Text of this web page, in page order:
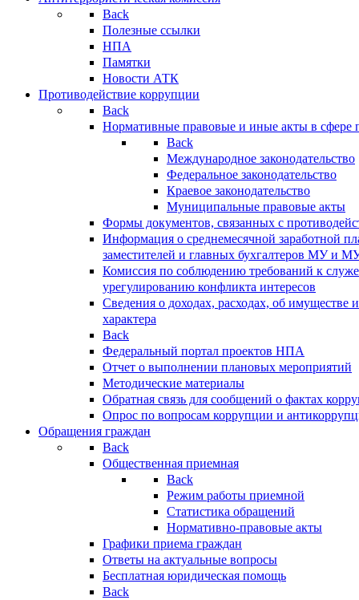
Back
Полезные ссылки
НПА
Памятки
Новости АТК
Противодействие коррупции
Back
Нормативные правовые и иные акты в сфере
Back
Международное законодательство
Федеральное законодательство
Краевое законодательство
Муниципальные правовые акты
Формы документов, связанных с
Информация о среднемесячной заработной
заместителей и главных бухгалтеров МУ и
Комиссия по соблюдению требований к
урегулированию конфликта интересов
Сведения о доходах, расходах, об имуществе
характера
Back
Федеральный портал проектов НПА
Отчет о выполнении плановых мероприятий
Методические материалы
Обратная связь для сообщений о фактах
Опрос по вопросам коррупции и
Обращения граждан
Back
Общественная приемная
Back
Режим работы приемной
Статистика обращений
Нормативно-правовые акты
Графики приема граждан
Ответы на актуальные вопросы
Бесплатная юридическая помощь
Back